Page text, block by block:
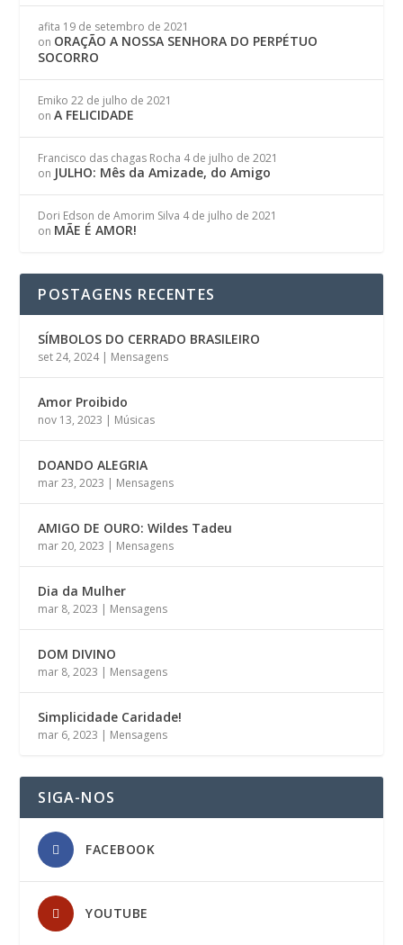
afita 19 de setembro de 2021
on ORAÇÃO A NOSSA SENHORA DO PERPÉTUO
SOCORRO
Emiko 22 de julho de 2021
onA FELICIDADE
Francisco das chagas Rocha 4 de julho de 2021
on JULHO: Mês da Amizade, do Amigo
Dori Edson de Amorim Silva 4 de julho de 2021
on MÃE É AMOR!
POSTAGENS RECENTES
SÍMBOLOS DO CERRADO BRASILEIRO
set 24, 2024| Mensagens
Amor Proibido
nov 13, 2023 | Músicas
DOANDO ALEGRIA
mar 23, 2023 | Mensagens
AMIGO DE OURO: Wildes Tadeu
mar 20, 2023 | Mensagens
Dia da Mulher
mar 8, 2023 | Mensagens
DOM DIVINO
mar 8, 2023 | Mensagens
Simplicidade Caridade!
mar 6, 2023 | Mensagens
SIGA-NOS
FACEBOOK
YOUTUBE